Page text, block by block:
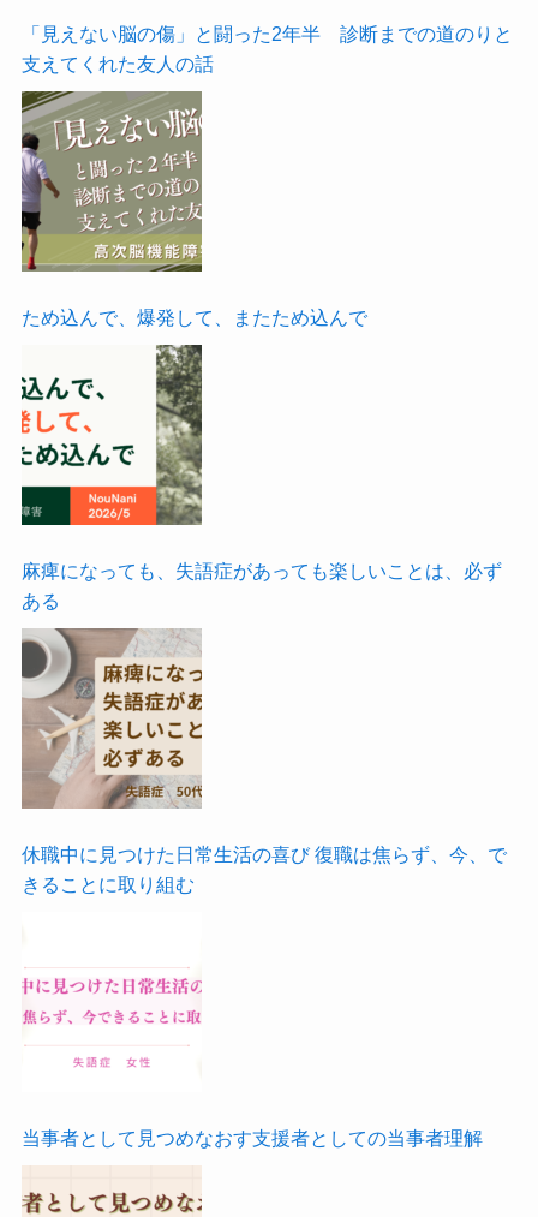
「見えない脳の傷」と闘った2年半 診断までの道のりと
支えてくれた友人の話
ため込んで、爆発して、またため込んで
麻痺になっても、失語症があっても楽しいことは、必ず
ある
休職中に見つけた日常生活の喜び 復職は焦らず、今、で
きることに取り組む
当事者として見つめなおす支援者としての当事者理解